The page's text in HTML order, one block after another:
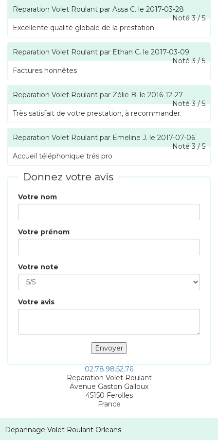
Reparation Volet Roulant par Assa C. le 2017-03-28
Noté3/5
Excellente qualité globale de la prestation
Reparation Volet Roulant par Ethan C. le 2017-03-09
Noté3/5
Factures honnêtes
Reparation Volet Roulant par Zélie B. le 2016-12-27
Noté3/5
Très satisfait de votre prestation, à recommander.
Reparation Volet Roulant par Emeline J. le 2017-07-06
Noté3/5
Accueil téléphonique trés pro
Donnez votre avis
Votre nom
Votre prénom
Votre note
Votre avis
02.78.98.52.76
Reparation Volet Roulant
Avenue Gaston Galloux
45150 Ferolles
France
Depannage Volet Roulant Orleans